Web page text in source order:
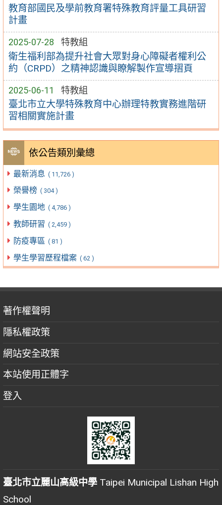
教育部國民及學前教育署特殊教育評量工具研習
計畫
2025-07-28 特教組
衛生福利部為提升社會大眾對身心障礙者權利公
約（CRPD）之精神認識與瞭解製作宣導摺頁
2025-06-11 特教組
臺北市立大學特殊教育中心辦理特教實務進階研
習相關實施計畫
依公告類別彙總
最新消息 ( 11,726 )
榮譽榜 ( 304 )
學生園地 ( 4,786 )
教師研習 ( 2,459 )
防疫專區 ( 81 )
學生學習歷程檔案 ( 62 )
著作權聲明
隱私權政策
網站安全政策
本站使用正體字
登入
臺北市立麗山高級中學 Taipei Municipal Lishan High
School